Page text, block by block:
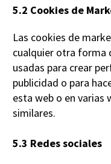
5.2 Cookies de
Las cookies de
cualquier otra forma
usadas para crear
publicidad o para
esta web o en varias
similares.
5.3 Redes sociales